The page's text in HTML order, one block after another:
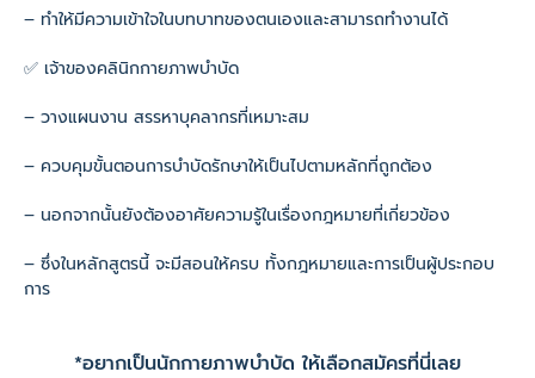
– ทำให้มีความเข้าใจในบทบาทของตนเองและสามารถทำงานได้
✅ เจ้าของคลินิกกายภาพบำบัด
– วางแผนงาน สรรหาบุคลากรที่เหมาะสม
– ควบคุมขั้นตอนการบำบัดรักษาให้เป็นไปตามหลักที่ถูกต้อง
– นอกจากนั้นยังต้องอาศัยความรู้ในเรื่องกฎหมายที่เกี่ยวข้อง
– ซึ่งในหลักสูตรนี้ จะมีสอนให้ครบ ทั้งกฎหมายและการเป็นผู้ประกอบ
การ
*อยากเป็นนักกายภาพบำบัด ให้เลือกสมัครที่นี่เลย